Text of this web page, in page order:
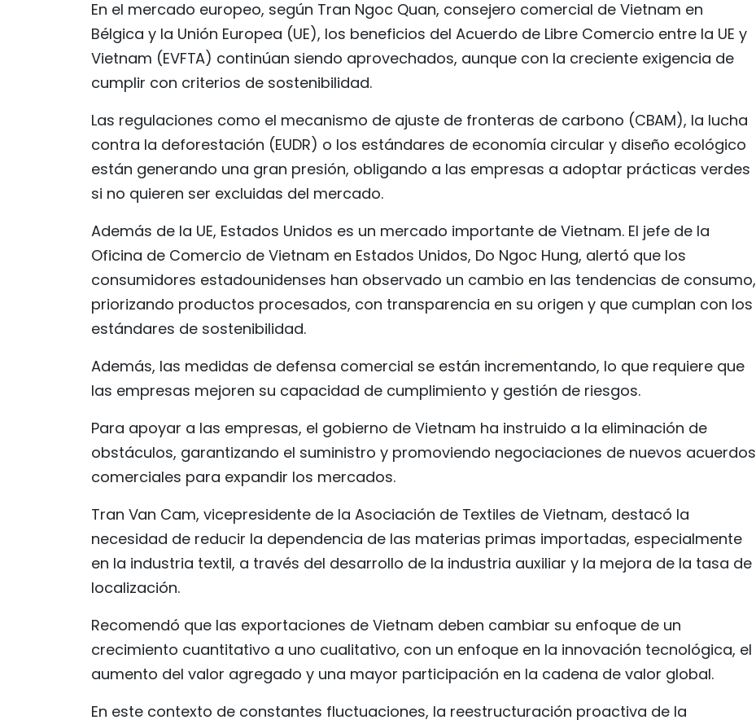
En el mercado europeo, según Tran Ngoc Quan, consejero comercial de Vietnam en
Bélgica y la Unión Europea (UE), los beneficios del Acuerdo de Libre Comercio entre la UE y
Vietnam (EVFTA) continúan siendo aprovechados, aunque con la creciente exigencia de
cumplir con criterios de sostenibilidad.
Las regulaciones como el mecanismo de ajuste de fronteras de carbono (CBAM), la lucha
contra la deforestación (EUDR) o los estándares de economía circular y diseño ecológico
están generando una gran presión, obligando a las empresas a adoptar prácticas verdes
si no quieren ser excluidas del mercado.
Además de la UE, Estados Unidos es un mercado importante de Vietnam. El jefe de la
Oficina de Comercio de Vietnam en Estados Unidos, Do Ngoc Hung, alertó que los
consumidores estadounidenses han observado un cambio en las tendencias de consumo,
priorizando productos procesados, con transparencia en su origen y que cumplan con los
estándares de sostenibilidad.
Además, las medidas de defensa comercial se están incrementando, lo que requiere que
las empresas mejoren su capacidad de cumplimiento y gestión de riesgos.
Para apoyar a las empresas, el gobierno de Vietnam ha instruido a la eliminación de
obstáculos, garantizando el suministro y promoviendo negociaciones de nuevos acuerdos
comerciales para expandir los mercados.
Tran Van Cam, vicepresidente de la Asociación de Textiles de Vietnam, destacó la
necesidad de reducir la dependencia de las materias primas importadas, especialmente
en la industria textil, a través del desarrollo de la industria auxiliar y la mejora de la tasa de
localización.
Recomendó que las exportaciones de Vietnam deben cambiar su enfoque de un
crecimiento cuantitativo a uno cualitativo, con un enfoque en la innovación tecnológica, el
aumento del valor agregado y una mayor participación en la cadena de valor global.
En este contexto de constantes fluctuaciones, la reestructuración proactiva de la